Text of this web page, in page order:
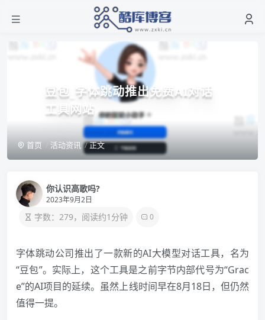
豆包_字体跳动推出免费AI对话
工具网站
首页 活动资讯 正文
你认识高歌吗?
2023年9月2日
字数：279，阅读约1分钟 0
字体跳动公司推出了一款新的AI大模型对话工具，名为
“豆包”。实际上，这个工具是之前字节内部代号为“Grac
e”的AI项目的延续。虽然上线时间早在8月18日，但仍然
值得一提。